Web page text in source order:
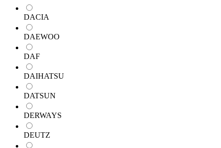
DACIA
DAEWOO
DAF
DAIHATSU
DATSUN
DERWAYS
DEUTZ